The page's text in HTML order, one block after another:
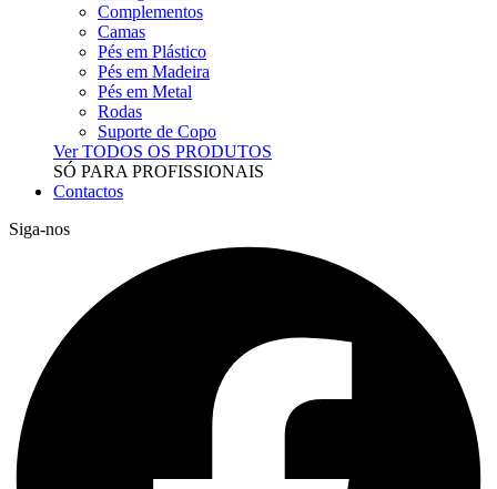
Complementos
Camas
Pés em Plástico
Pés em Madeira
Pés em Metal
Rodas
Suporte de Copo
Ver TODOS OS PRODUTOS
SÓ PARA PROFISSIONAIS
Contactos
Siga-nos